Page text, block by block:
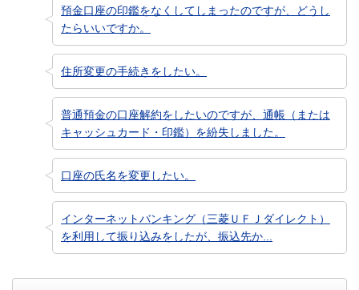
預金口座の印鑑をなくしてしまったのですが、どうし
たらいいですか。
住所変更の手続きをしたい。
普通預金の口座解約をしたいのですが、通帳（または
キャッシュカード・印鑑）を紛失しました。
口座の氏名を変更したい。
インターネットバンキング（三菱ＵＦＪダイレクト）
を利用して振り込みをしたが、振込先か...